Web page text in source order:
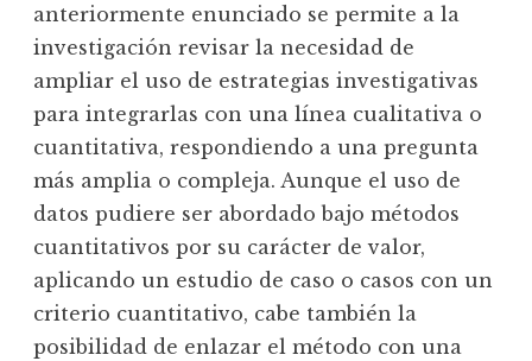
anteriormente enunciado se permite a la
investigación revisar la necesidad de
ampliar el uso de estrategias investigativas
para integrarlas con una línea cualitativa o
cuantitativa, respondiendo a una pregunta
más amplia o compleja. Aunque el uso de
datos pudiere ser abordado bajo métodos
cuantitativos por su carácter de valor,
aplicando un estudio de caso o casos con un
criterio cuantitativo, cabe también la
posibilidad de enlazar el método con una